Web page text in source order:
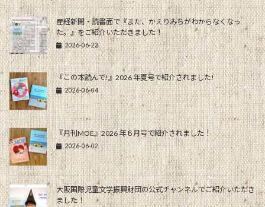
産経新聞・読書面で『また、かえりみちがわからなくなっ
た。』をご紹介いただきました！
2026-06-22
『この本読んで!』2026 年夏号で紹介されました!
2026-06-04
『月刊MOE』2026 年６月号で紹介されました！
2026-06-02
大阪国際児童文学振興財団の公式チャンネルでご紹介いただき
ました！